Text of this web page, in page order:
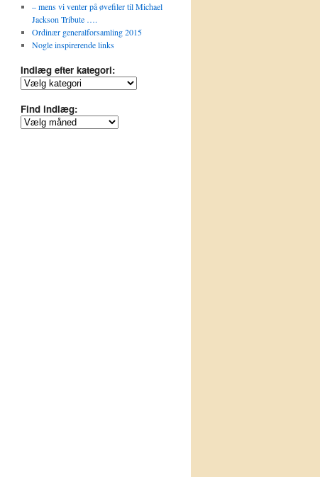
– mens vi venter på øvefiler til Michael
Jackson Tribute ….
Ordinær generalforsamling 2015
Nogle inspirerende links
Indlæg efter kategori:
Indlæg
kategori:
Find indlæg:
Find